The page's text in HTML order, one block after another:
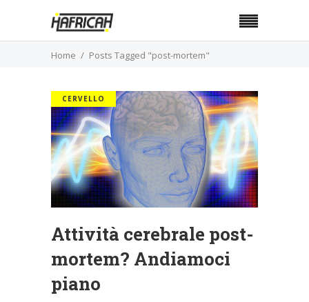
Home Posts Tagged "post-mortem"
CERVELLO
Attività cerebrale post-
mortem? Andiamoci
piano